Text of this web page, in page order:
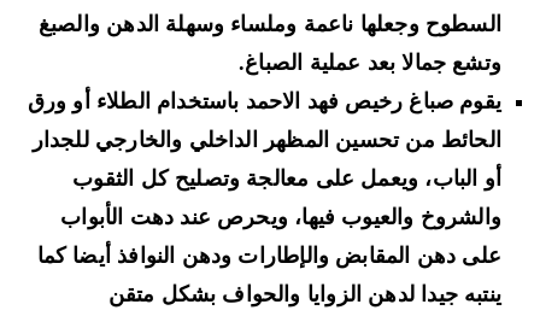
السطوح وجعلها ناعمة وملساء وسهلة الدهن والصبغ
وتشع جمالا بعد عملية الصباغ.
يقوم صباغ رخيص فهد الاحمد باستخدام الطلاء أو ورق
الحائط من تحسين المظهر الداخلي والخارجي للجدار
أو الباب، ويعمل على معالجة وتصليح كل الثقوب
والشروخ والعيوب فيها، ويحرص عند دهت الأبواب
على دهن المقابض والإطارات ودهن النوافذ أيضا كما
ينتبه جيدا لدهن الزوايا والحواف بشكل متقن